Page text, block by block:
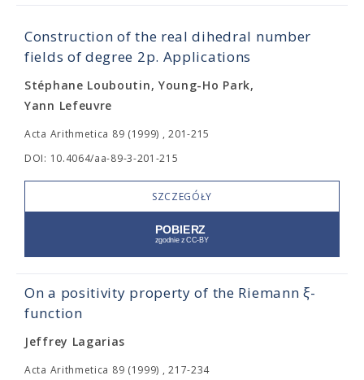
Construction of the real dihedral number
fields of degree 2p. Applications
Stéphane Louboutin, Young-Ho Park,
Yann Lefeuvre
Acta Arithmetica 89 (1999) , 201-215
DOI: 10.4064/aa-89-3-201-215
SZCZEGÓŁY
On a positivity property of the Riemann ξ-
function
Jeffrey Lagarias
Acta Arithmetica 89 (1999) , 217-234